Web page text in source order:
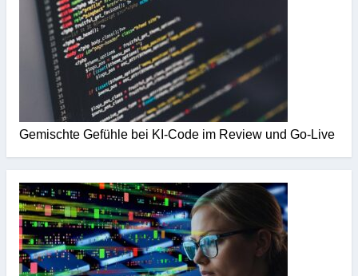
Gemischte Gefühle bei KI-Code im Review und Go-Live